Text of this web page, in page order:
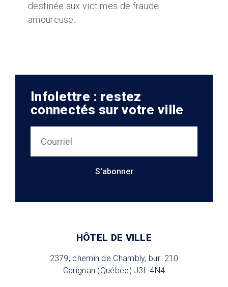
destinée aux victimes de fraude
amoureuse.
Infolettre : restez
connectés sur votre ville
S'abonner
HÔTEL DE VILLE
2379, chemin de Chambly, bur. 210
Carignan (Québec) J3L 4N4